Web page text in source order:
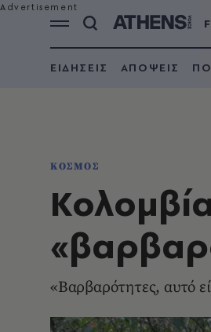
ΕΙΔΗΣΕΙΣ ΑΠΟΨΕΙΣ
ΚΟΣΜΟΣ
«Βαρβαρότητες, αυτό